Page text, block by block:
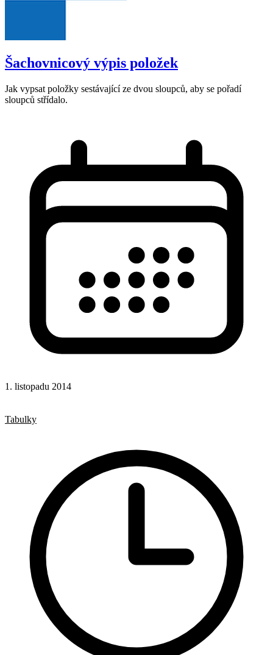
Šachovnicový výpis položek
Jak vypsat položky sestávající ze dvou sloupců, aby se pořadí
sloupců střídalo.
1. listopadu 2014
Tabulky